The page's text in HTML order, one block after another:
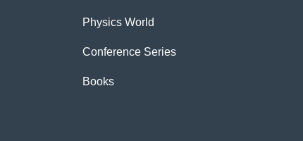
Physics World
Conference Series
Books